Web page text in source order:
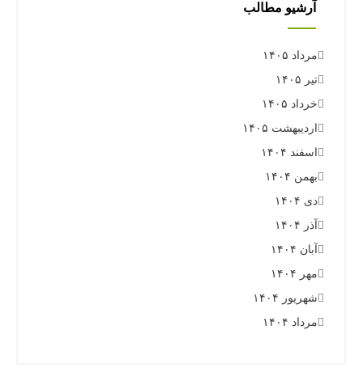
آرشیو مطالب
مرداد ۱۴۰۵
تیر ۱۴۰۵
خرداد ۱۴۰۵
اردیبهشت ۱۴۰۵
اسفند ۱۴۰۴
بهمن ۱۴۰۴
دی ۱۴۰۴
آذر ۱۴۰۴
آبان ۱۴۰۴
مهر ۱۴۰۴
شهریور ۱۴۰۴
مرداد ۱۴۰۴